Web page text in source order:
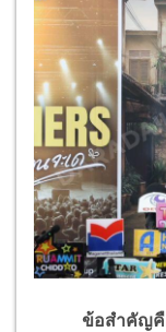
ข้อสำคัญคือเ